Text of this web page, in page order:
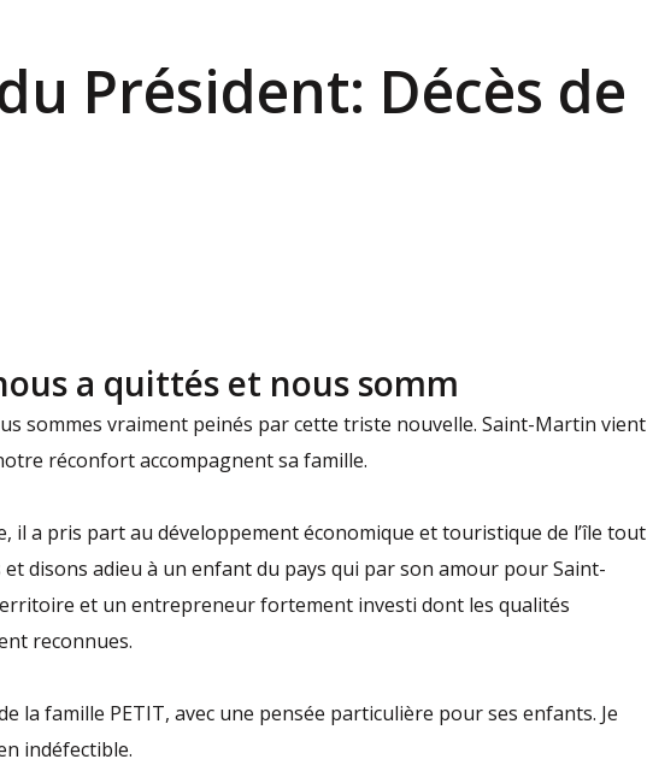
Président: Décès de
a quittés et nous somm
sommes vraiment peinés par cette triste nouvelle. Saint-Martin vient
réconfort accompagnent sa famille.
il a pris part au développement économique et touristique de l’île tout
disons adieu à un enfant du pays qui par son amour pour Saint-
et un entrepreneur fortement investi dont les qualités
reconnues.
la famille PETIT, avec une pensée particulière pour ses enfants. Je
indéfectible.